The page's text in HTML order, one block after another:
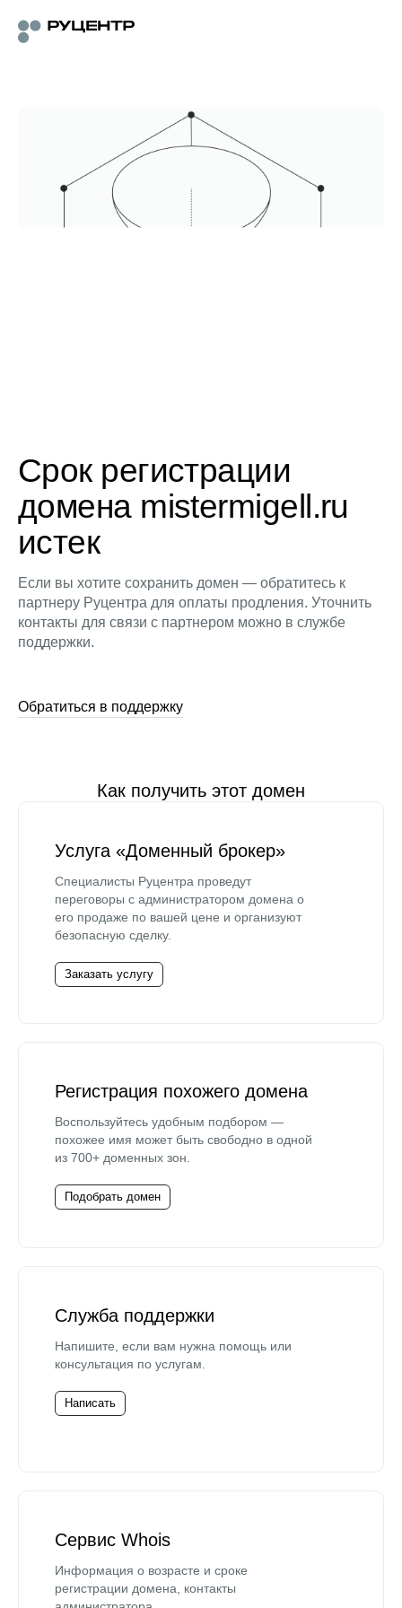
Срок регистрации
домена mistermigell.ru
истек
Если вы хотите сохранить домен — обратитесь к
партнеру Руцентра для оплаты продления. Уточнить
контакты для связи с партнером можно в службе
поддержки.
Обратиться в поддержку
Как получить этот домен
Услуга «Доменный брокер»
Специалисты Руцентра проведут
переговоры с администратором домена о
его продаже по вашей цене и организуют
безопасную сделку.
Заказать услугу
Регистрация похожего домена
Воспользуйтесь удобным подбором —
похожее имя может быть свободно в одной
из 700+ доменных зон.
Подобрать домен
Служба поддержки
Напишите, если вам нужна помощь или
консультация по услугам.
Написать
Сервис Whois
Информация о возрасте и сроке
регистрации домена, контакты